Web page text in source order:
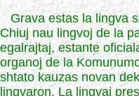
Grava estas la lingva
Chiuj nau lingvoj de la
egalrajtaj, estante
organoj de la
shtato kauzas novan
lingvaron. La lingvaj